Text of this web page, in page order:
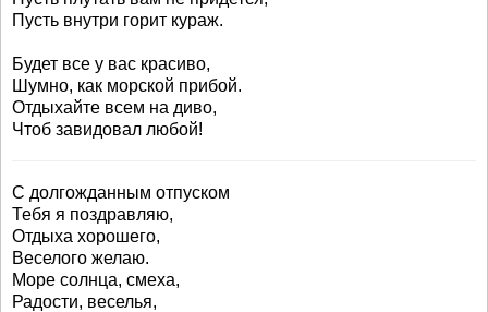
Пусть внутри горит кураж.
Будет все у вас красиво,
Шумно, как морской прибой.
Отдыхайте всем на диво,
Чтоб завидовал любой!
С долгожданным отпуском
Тебя я поздравляю,
Отдыха хорошего,
Веселого желаю.
Море солнца, смеха,
Радости, веселья,